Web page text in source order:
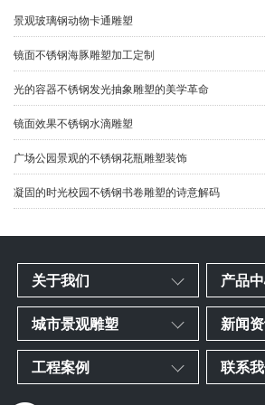
景观玻璃钢动物卡通雕塑
镜面不锈钢海豚雕塑加工定制
光的容器不锈钢发光抽象雕塑的美学革命
镜面效果不锈钢水滴雕塑
广场公园景观的不锈钢花瓶雕塑装饰
凝固的时光校园不锈钢书卷雕塑的诗意解码
关于我们 产品
城市景观雕塑 新闻
工程案例 联系